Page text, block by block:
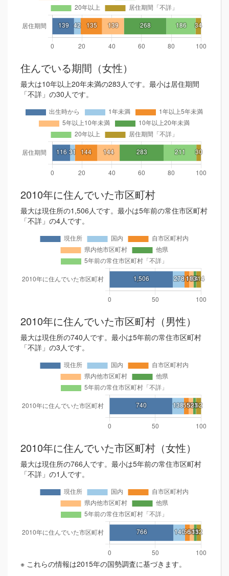
住んでいる期間（女性）
最大は10年以上20年未満の283人です。最小は居住期間
「不詳」の30人です。
2010年に住んでいた市区町村
最大は現住所の1,506人です。最小は5年前の常住市区町村
「不詳」の4人です。
2010年に住んでいた市区町村（男性）
最大は現住所の740人です。最小は5年前の常住市区町村
「不詳」の3人です。
2010年に住んでいた市区町村（女性）
最大は現住所の766人です。最小は5年前の常住市区町村
「不詳」の1人です。
※ これらの情報は2015年の国勢調査に基づきます。